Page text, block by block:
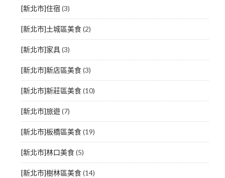
[新北市]住宿 (3)
[新北市]土城區美食(2)
[新北市]家具(3)
[新北市]新店區美食(3)
[新北市]新莊區美食(10)
[新北市]旅遊(7)
[新北市]板橋區美食(19)
[新北市]林口美食(5)
[新北市]樹林區美食(14)